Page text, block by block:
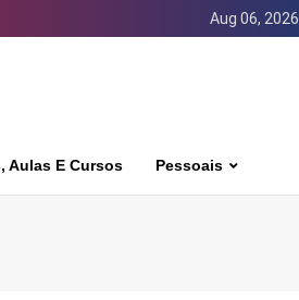
Aug 06, 2026
Aulas E Cursos Pessoais